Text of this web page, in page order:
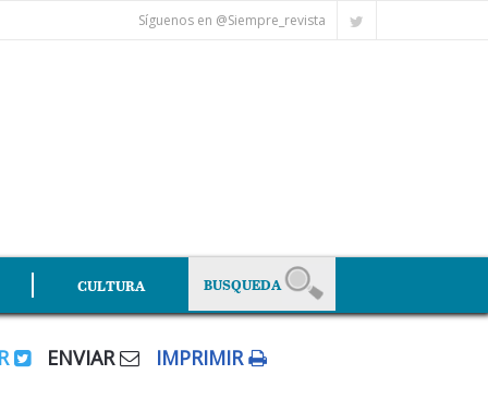
Síguenos en @Siempre_revista
CULTURA
ENVIAR IMPRIMIR